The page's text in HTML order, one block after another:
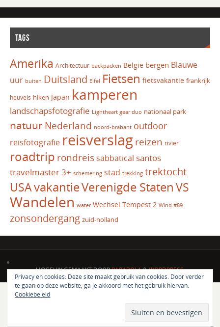
TAGS
Amerika Architectuur backpacken Belgie bergen Blauwe
uur buiten Duitsland Eifel Fietsen fietsvakantie frankrijk
heuvels hiken Japan kamperen
landschapsfotografie Lightheart gear duo nationaal park
natuur Nederland noord-brabant outdoor
reisfotografie reisverslag reizen rivier
roadtrip rondreis sabbatical santos
travelmaster 3+ schemering stad trekking trektocht
USAvakantieVerenigde StatenVS
Wandelen water Wechsel Tempest 2 Wind #89
zonsondergang zuid-holland
MOGELIJK GEMAAKT DOORPARABOLA&WORDPRESS.
Privacy en cookies: Deze site maakt gebruik van cookies. Door verder
te gaan op deze website, ga je akkoord met het gebruik hiervan.
Cookiebeleid